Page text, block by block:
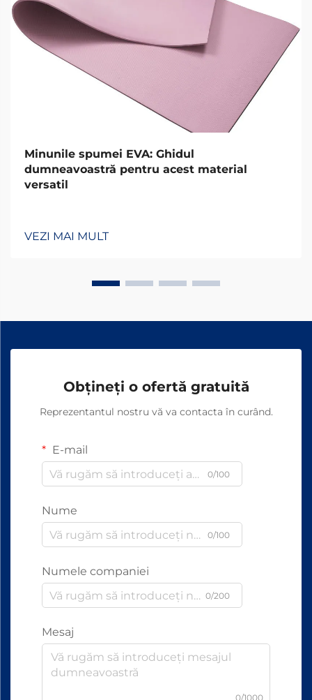
Minunile spumei EVA: Ghidul
dumneavoastră pentru acest material
versatil
VEZI MAI MULT
Obțineți o ofertă gratuită
Reprezentantul nostru vă va contacta în curând.
E-mail
0/100
Nume
0/100
Numele companiei
0/200
Mesaj
0/1000